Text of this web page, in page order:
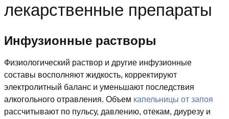
лекарственные препараты
Инфузионные растворы
Физиологический раствор и другие инфузионные
составы восполняют жидкость, корректируют
электролитный баланс и уменьшают последствия
алкогольного отравления. Объем капельницы от запоя
рассчитывают по пульсу, давлению, отекам, диурезу и